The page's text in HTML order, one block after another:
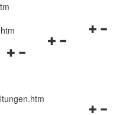
Navigationsmenü
Navigationsmenü